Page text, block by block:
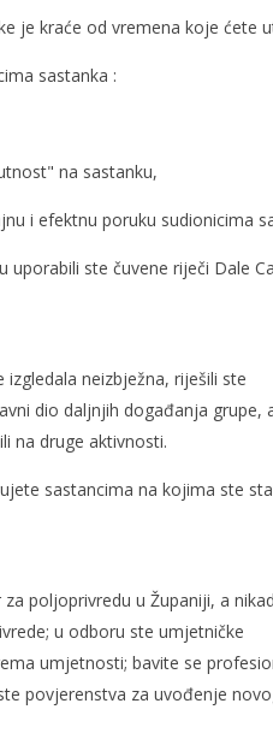
je kraće od vremena koje ćete
sastanka :
na sastanku,
i efektnu poruku sudionicima
uporabili ste čuvene riječi Dale
neizbježna, riješili ste
dio daljnjih događanja grupe,
na druge aktivnosti.
sastancima na kojima ste
poljoprivredu u Županiji, a
u odboru ste umjetničke
umjetnosti; bavite se
povjerenstva za uvođenje